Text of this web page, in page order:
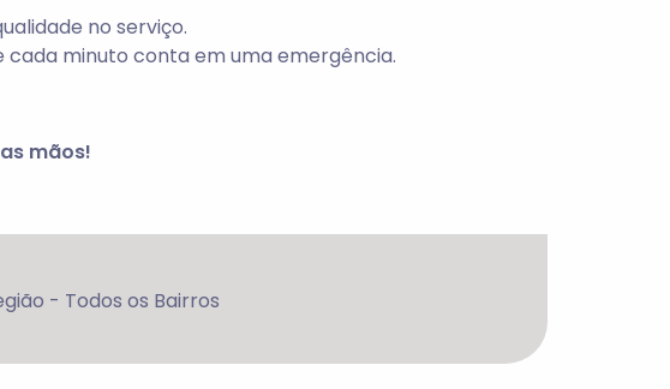
no serviço.
minuto conta em uma emergência.
mãos!
- Todos os Bairros